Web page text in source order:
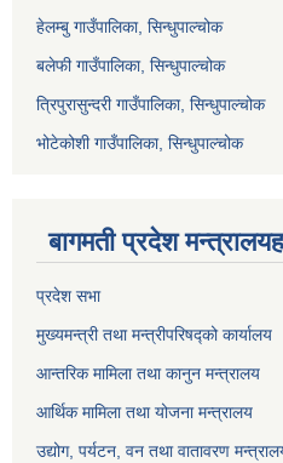
हेलम्बु गाउँपालिका, सिन्धुपाल्चोक
बलेफी गाउँपालिका, सिन्धुपाल्चोक
त्रिपुरासुन्दरी गाउँपालिका, सिन्धुपाल्चोक
भोटेकोशी गाउँपालिका, सिन्धुपाल्चोक
बागमती प्रदेश
प्रदेश सभा
मुख्यमन्त्री तथा मन्त्रीपरिषद्को कार्यालय
आन्तरिक मामिला तथा कानुन मन्त्रालय
आर्थिक मामिला तथा योजना मन्त्रालय
उद्योग, पर्यटन, वन तथा वातावरण